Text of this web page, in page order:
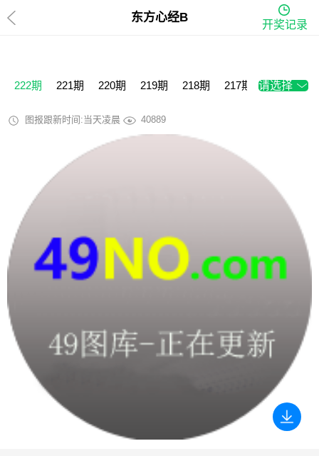
东方心经B
开奖记录
222期 221期 220期 219期 218期 217期 216期
请选择
图报跟新时间:当天凌晨 40889